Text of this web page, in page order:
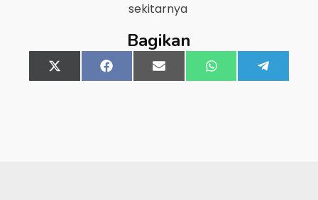
sekitarnya
Bagikan
Share
on
X
(Twitter)
Share
on
FacebookShare
on
Email Share
on
WhatsApp
on